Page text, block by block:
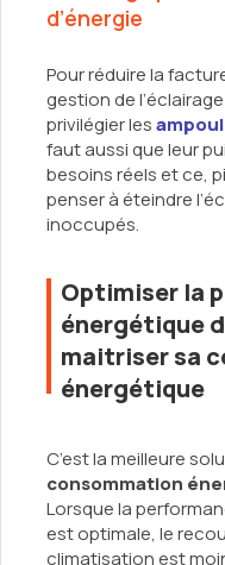
d’énergie
Pour réduire la
gestion de
privilégier les
faut aussi que leur
besoins réels et ce,
penser à éteindre
inoccupés.
Optimiser la
énergétique
maitriser sa
énergétique
C’est la meilleure
consommation
Lorsque la
est optimale, le
climatisation est